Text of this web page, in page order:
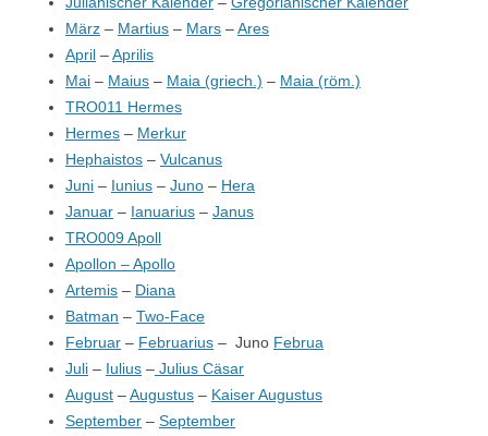
März – Martius – Mars –Ares
April –Aprilis
Mai – Maius – Maia (griech.) – Maia (röm.)
TRO011 Hermes
Hermes – Merkur
Hephaistos – Vulcanus
Juni – Iunius – Juno – Hera
Januar – Ianuarius – Janus
TRO009 Apoll
Apollon – Apollo
Artemis – Diana
Batman – Two-Face
Februar – Februarius – Juno Februa
Juli – Iulius – Julius Cäsar
August –Augustus – Kaiser Augustus
September – September